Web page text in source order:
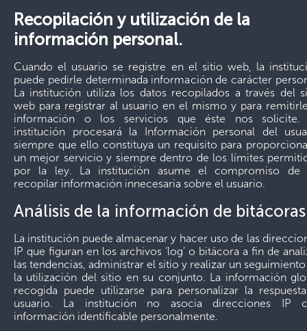
Recopilación y utilización de la
información personal.
Cuando el usuario se registre en el sitio web, la
puede pedirle determinada información de carácter
La institución utiliza los datos recopilados a través del
web para registrar al usuario en el mismo y para
información o los servicios que éste nos solicite.
institución procesará la Información personal del
siempre que ello constituya un requisito para
un mejor servicio y siempre dentro de los límites
por la ley. La institución asume el compromiso de
recopilar información innecesaria sobre el usuario.
Análisis de la información de
La institución puede almacenar y hacer uso de las
IP que figuran en los archivos ‘log’ o bitácora a fin de
las tendencias, administrar el sitio y realizar un
la utilización del sitio en su conjunto. La información
recogida puede utilizarse para personalizar la
usuario. La institución no asocia direcciones IP
información identificable personalmente.